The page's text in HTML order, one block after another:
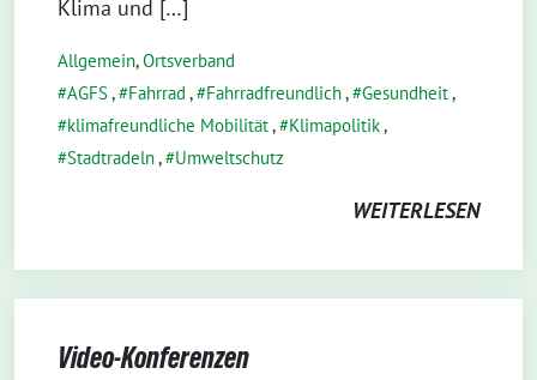
Klima und […]
Allgemein,Ortsverband
AGFS, Fahrrad , Fahrradfreundlich, Gesundheit,
klimafreundliche Mobilität, Klimapolitik,
Stadtradeln, Umweltschutz
WEITERLESEN
Video-Konferenzen